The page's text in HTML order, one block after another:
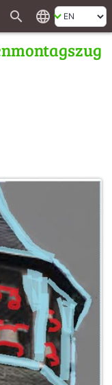
search language